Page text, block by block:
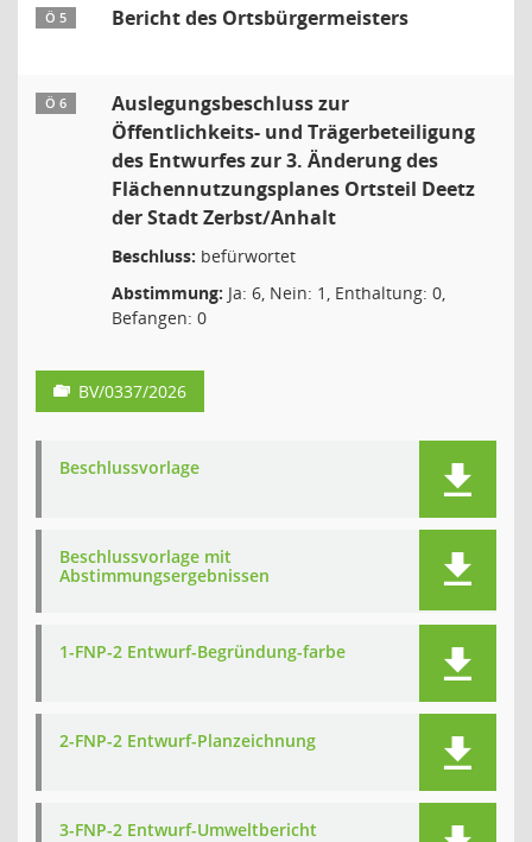
Ö 5 Bericht des Ortsbürgermeisters
Ö 6
Auslegungsbeschluss zur
Öffentlichkeits- und Trägerbeteiligung
des Entwurfes zur 3. Änderung des
Flächennutzungsplanes Ortsteil Deetz
der Stadt Zerbst/Anhalt
Beschluss: befürwortet
Abstimmung: Ja: 6, Nein: 1, Enthaltung: 0,
Befangen: 0
BV/0337/2026
Beschlussvorlage
Beschlussvorlage mit
Abstimmungsergebnissen
1-FNP-2 Entwurf-Begründung-farbe
2-FNP-2 Entwurf-Planzeichnung
3-FNP-2 Entwurf-Umweltbericht